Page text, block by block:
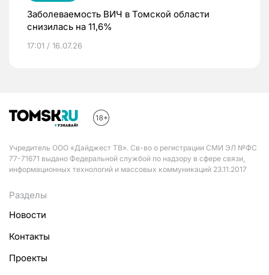
Заболеваемость ВИЧ в Томской области
снизилась на 11,6%
17:01 / 16.07.26
Учредитель ООО «Дайджест ТВ». Св-во о регистрации СМИ ЭЛ №ФС
77-71671 выдано Федеральной службой по надзору в сфере связи,
информационных технологий и массовых коммуникаций 23.11.2017
Разделы
Новости
Контакты
Проекты